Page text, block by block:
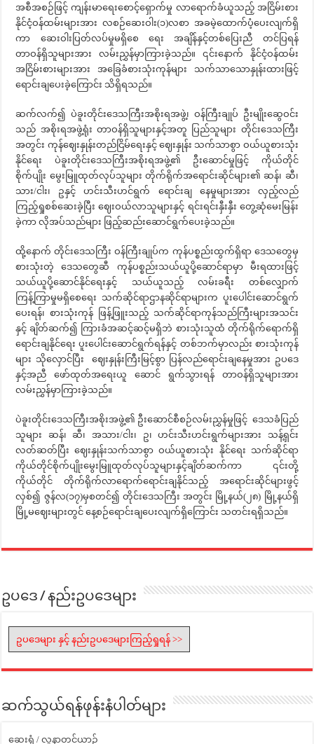
အစီအစဉ်ဖြင့် ကျန်းမာရေးစောင့်ရှောက်မှု လာရောက်ခံယူသည့် အငြိမ်းစား
နိုင်ငံ့ဝန်ထမ်းများအား လစဉ်ဆေးဝါး(၁)လစာ အခမဲ့ထောက်ပံ့ပေးလျက်ရှိ
ကာ ဆေးဝါးပြတ်လပ်မှုမရှိစေ ရေး အချိန်နှင့်တစ်ပြေးညီ တင်ပြရန်
တာဝန်ရှိသူများအား လမ်းညွှန်မှာကြားခဲ့သည်။ ၎င်းနောက် နိုင်ငံ့ဝန်ထမ်း
အငြိမ်းစားများအား အခြေခံစားသုံးကုန်များ သက်သာသောနှုန်းထားဖြင့်
ရောင်းချပေးခဲ့ကြောင်း သိရှိရသည်။
ဆက်လက်၍ ပဲခူးတိုင်းဒေသကြီးအစိုးရအဖွဲ့၊ ဝန်ကြီးချုပ် ဦးမျိုးဆွေဝင်း
သည် အစိုးရအဖွဲ့ရုံး တာဝန်ရှိသူများနှင့်အတူ ပြည်သူများ တိုင်းဒေသကြီး
အတွင်း ကုန်ဈေးနှုန်းတည်ငြိမ်ရေးနှင့် ဈေးနှုန်း သက်သာစွာ ဝယ်ယူစားသုံး
နိုင်ရေး ပဲခူးတိုင်းဒေသကြီးအစိုးရအဖွဲ့၏ ဦးဆောင်မှုဖြင့် ကိုယ်တိုင်
စိုက်ပျိုး မွေးမြူထုတ်လုပ်သူများ တိုက်ရိုက်အရောင်းဆိုင်များ၏ ဆန်၊ ဆီ၊
သား/ငါး၊ ဥနှင့် ဟင်းသီးဟင်ရွက် ရောင်းချ နေမှုများအား လှည့်လည်
ကြည့်ရှုစစ်ဆေးခဲ့ပြီး ဈေးဝယ်လာသူများနှင့် ရင်းရင်းနှီးနှီး တွေ့ဆုံမေးမြန်း
ခဲ့ကာ လိုအပ်သည်များ ဖြည့်ဆည်းဆောင်ရွက်ပေးခဲ့သည်။
ထို့နောက် တိုင်းဒေသကြီး ဝန်ကြီးချုပ်က ကုန်ပစ္စည်းထွက်ရှိရာ ဒေသတွေမှ
စားသုံးတဲ့ ဒေသတွေဆီ ကုန်ပစ္စည်းသယ်ယူပို့ဆောင်ရာမှာ မီးရထားဖြင့်
သယ်ယူပို့ဆောင်နိုင်ရေးနှင့် သယ်ယူသည့် လမ်းခရီး တစ်လျှောက်
ကြန့်ကြာမှုမရှိစေရေး သက်ဆိုင်ရာဌာနဆိုင်ရာများက ပူးပေါင်းဆောင်ရွက်
ပေးရန်၊ စားသုံးကုန် ဖြန့်ဖြူးသည့် သက်ဆိုင်ရာကုန်သည်ကြီးများအသင်း
နှင့် ချိတ်ဆက်၍ ကြားခံအဆင့်ဆင့်မရှိဘဲ စားသုံးသူထံ တိုက်ရိုက်ရောက်ရှိ
ရောင်းချနိုင်ရေး ပူးပေါင်းဆောင်ရွက်ရန်နှင့် တစ်ဘက်မှာလည်း စားသုံးကုန်
များ သိုလှောင်ပြီး ဈေးနှုန်းကြီးမြင့်စွာ ပြန်လည်ရောင်းချနေမှုအား ဥပဒေ
နှင့်အညီ ဖော်ထုတ်အရေးယူ ဆောင် ရွက်သွားရန် တာဝန်ရှိသူများအား
လမ်းညွှန်မှာကြားခဲ့သည်။
ပဲခူးတိုင်းဒေသကြီးအစိုးအဖွဲ့၏ ဦးဆောင်စီစဉ်လမ်းညွှန်မှုဖြင့် ဒေသခံပြည်
သူများ ဆန်၊ ဆီ၊ အသား/ငါး၊ ဥ၊ ဟင်းသီးဟင်းရွက်များအား သန့်ရှင်း
လတ်ဆတ်ပြီး ဈေးနှုန်းသက်သာစွာ ဝယ်ယူစားသုံး နိုင်ရေး သက်ဆိုင်ရာ
ကိုယ်တိုင်စိုက်ပျိုးမွေးမြူထုတ်လုပ်သူများနှင့်ချိတ်ဆက်ကာ ၎င်းတို့
ကိုယ်တိုင် တိုက်ရိုက်လာရောက်ရောင်းချနိုင်သည့် အရောင်းဆိုင်များဖွင့်
လှစ်၍ ဇွန်လ(၁၇)မှစတင်၍ တိုင်းဒေသကြီး အတွင်း မြို့နယ်(၂၈) မြို့နယ်ရှိ
မြို့မဈေးများတွင် နေ့စဉ်ရောင်းချပေးလျက်ရှိကြောင်း သတင်းရရှိသည်။
ဥပဒေ / နည်းဥပဒေများ
ဥပဒေများ နှင့် နည်းဥပဒေများကြည့်ရှုရန် >>
ဆက်သွယ်ရန်ဖုန်းနံပါတ်များ
ဆေးရုံ / လူနာတင်ယာဉ်